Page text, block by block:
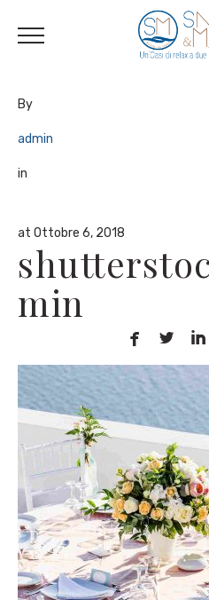
By
admin
in
at Ottobre 6, 2018
min
  
Inglese)